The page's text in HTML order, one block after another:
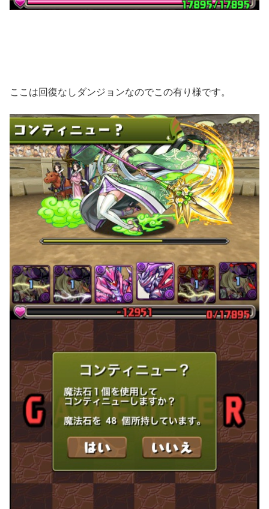
ここは回復なしダンジョンなのでこの有り様です。